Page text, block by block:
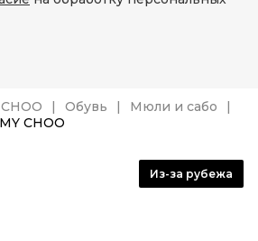
Обувь
Мюли и сабо
CHOO
Из-за рубежа